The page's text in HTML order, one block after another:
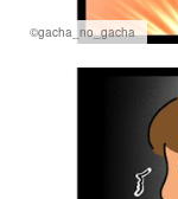
©gacha_no_gacha